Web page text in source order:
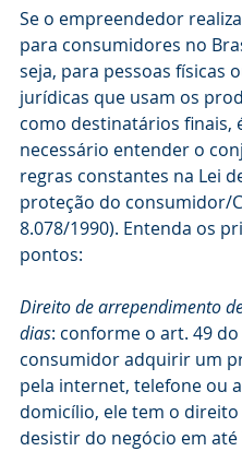
Se o empreendedor
para consumidores no
seja, para pessoas físicas
jurídicas que usam os
como destinatários finais,
necessário entender o
regras constantes na Lei
proteção do consumidor/
8.078/1990). Entenda os
pontos:
Direito de arrependimento
dias: conforme o art. 49 do
consumidor adquirir um
pela internet, telefone ou a
domicílio, ele tem o
desistir do negócio em até